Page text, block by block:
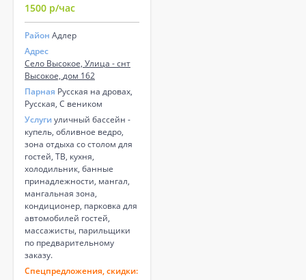
1500 р/час
Район Адлер
Адрес
Село Высокое, Улица - снт
Высокое, дом 162
Парная Русская на дровах,
Русская, С веником
Услуги уличный бассейн -
купель, обливное ведро,
зона отдыха со столом для
гостей, ТВ, кухня,
холодильник, банные
принадлежности, мангал,
мангальная зона,
кондиционер, парковка для
автомобилей гостей,
массажисты, парильщики
по предварительному
заказу.
Спецпредложения, скидки: